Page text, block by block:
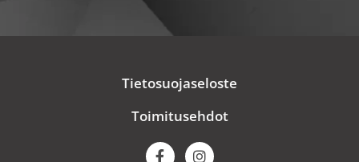
Tietosuojaseloste
Toimitusehdot
F I